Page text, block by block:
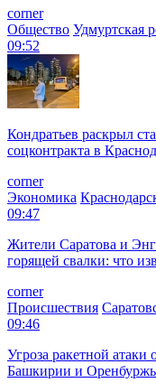
corner
Общество Удмуртская
09:52
Кондратьев раскрыл
соцконтракта в
corner
Экономика
09:47
Жители Саратова и
горящей свалки: что
corner
Происшествия
09:46
Угроза ракетной
Башкирии и